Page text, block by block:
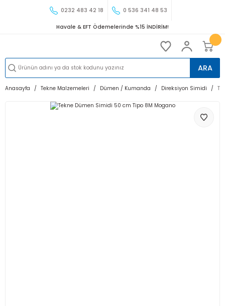
0232 483 42 18 0 536 341 48 53
Havale & EFT Ödemelerinde %15 İNDİRİM!
ARA
Anasayfa Tekne Malzemeleri Dümen / Kumanda Direksiyon Simidi